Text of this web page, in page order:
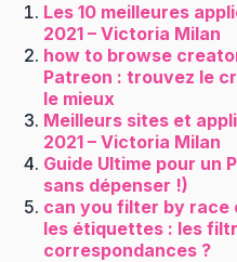
Les 10 meilleures
2021 – Victoria Milan
how to browse
Patreon : trouvez le
le mieux
Meilleurs sites et
2021 – Victoria Milan
Guide Ultime pour un
sans dépenser !)
can you filter by race
les étiquettes : les
correspondances ?